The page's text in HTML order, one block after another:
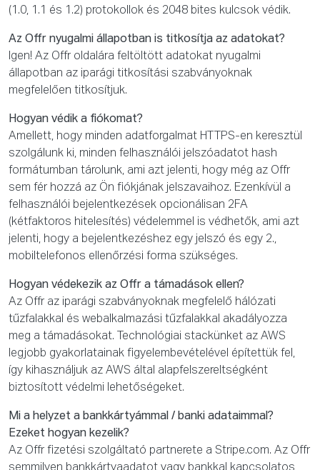
(1.0, 1.1 és 1.2) protokollok és 2048 bites kulcsok védik.
Az Offr nyugalmi állapotban is titkosítja az adatokat?
Igen! Az Offr oldalára feltöltött adatokat nyugalmi
állapotban az iparági titkosítási szabványoknak
megfelelően titkosítjuk.
Hogyan védik a fiókomat?
Amellett, hogy minden adatforgalmat HTTPS-en keresztül
szolgálunk ki, minden felhasználói jelszóadatot hash
formátumban tárolunk, ami azt jelenti, hogy még az Offr
sem fér hozzá az Ön fiókjának jelszavaihoz. Ezenkívül a
felhasználói bejelentkezések opcionálisan 2FA
(kétfaktoros hitelesítés) védelemmel is védhetők, ami azt
jelenti, hogy a bejelentkezéshez egy jelszó és egy 2.,
mobiltelefonos ellenőrzési forma szükséges.
Hogyan védekezik az Offr a támadások ellen?
Az Offr az iparági szabványoknak megfelelő hálózati
tűzfalakkal és webalkalmazási tűzfalakkal akadályozza
meg a támadásokat. Technológiai stackünket az AWS
legjobb gyakorlatainak figyelembevételével építettük fel,
így kihasználjuk az AWS által alapfelszereltségként
biztosított védelmi lehetőségeket.
Mi a helyzet a bankkártyámmal / banki adataimmal?
Ezeket hogyan kezelik?
Az Offr fizetési szolgáltató partnerete a Stripe.com. Az Offr